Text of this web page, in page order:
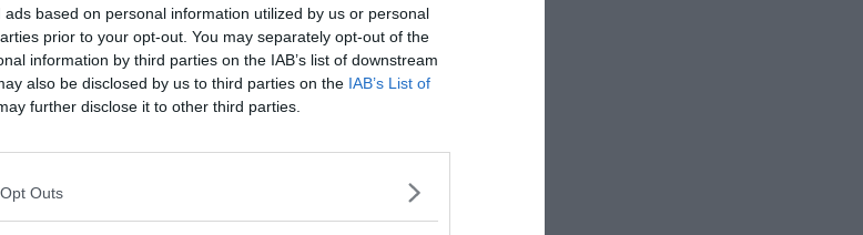
based on personal information utilized by us or personal
prior to your opt-out. You may separately opt-out of the
information by third parties on the IAB’s list of downstream
also be disclosed by us to third parties on the IAB’s List of
further disclose it to other third parties.
Outs